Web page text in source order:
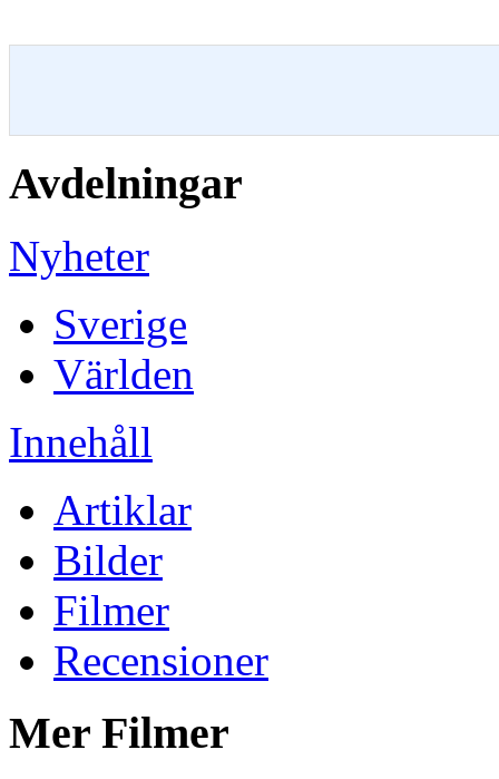
Avdelningar
Nyheter
Sverige
Världen
Innehåll
Artiklar
Bilder
Filmer
Recensioner
Mer Filmer